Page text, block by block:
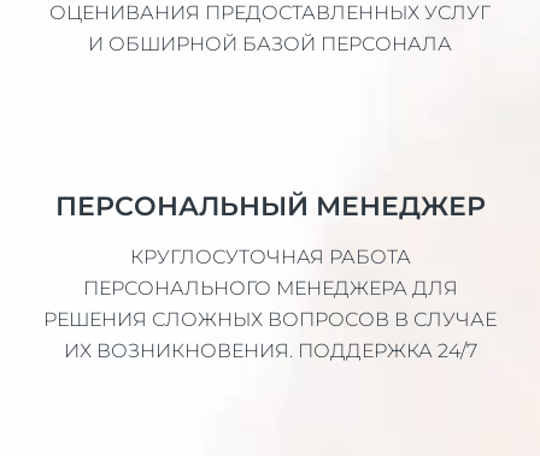
ОЦЕНИВАНИЯ ПРЕДОСТАВЛЕННЫХ УСЛУГ
И ОБШИРНОЙ БАЗОЙ ПЕРСОНАЛА
ПЕРСОНАЛЬНЫЙ МЕНЕДЖЕР
КРУГЛОСУТОЧНАЯ РАБОТА
ПЕРСОНАЛЬНОГО МЕНЕДЖЕРА ДЛЯ
РЕШЕНИЯ СЛОЖНЫХ ВОПРОСОВ В СЛУЧАЕ
ИХ ВОЗНИКНОВЕНИЯ. ПОДДЕРЖКА 24/7